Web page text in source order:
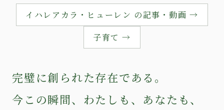
イハレアカラ・ヒューレン の記事・動画 →
子育て →
完璧に創られた存在である。
今この瞬間、わたしも、あなたも、